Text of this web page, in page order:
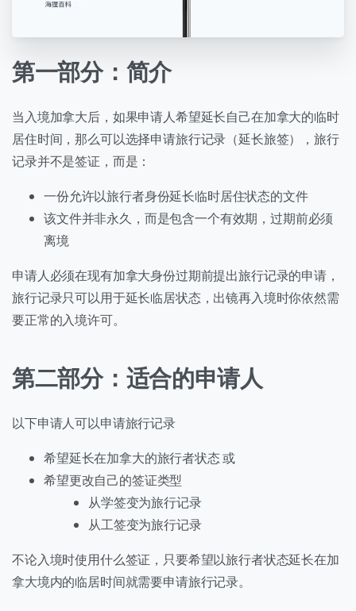
第一部分：简介
当入境加拿大后，如果申请人希望延长自己在加拿大的临时
居住时间，那么可以选择申请旅行记录（延长旅签），旅行
记录并不是签证，而是：
一份允许以旅行者身份延长临时居住状态的文件
该文件并非永久，而是包含一个有效期，过期前必须
离境
申请人必须在现有加拿大身份过期前提出旅行记录的申请，
旅行记录只可以用于延长临居状态，出镜再入境时你依然需
要正常的入境许可。
第二部分：适合的申请人
以下申请人可以申请旅行记录
希望延长在加拿大的旅行者状态 或
希望更改自己的签证类型
从学签变为旅行记录
从工签变为旅行记录
不论入境时使用什么签证，只要希望以旅行者状态延长在加
拿大境内的临居时间就需要申请旅行记录。